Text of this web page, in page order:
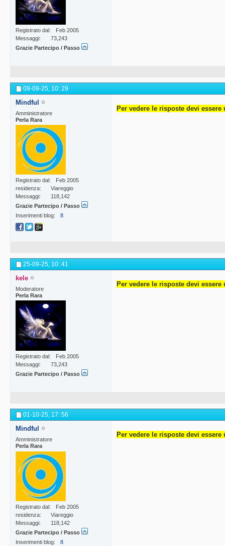
Registrato dal
Feb 2005
Messaggi
73,243
Grazie Partecipo / Passo
09-09-25, 10: 29
Mindful
Amministratore
Perla Rara
Registrato dal
Feb 2005
residenza
Viareggio
Messaggi
118,142
Grazie Partecipo / Passo
Inserimenti blog
8
Per vedere le risposte devi essere
25-09-25, 10: 41
kele
Moderatore
Perla Rara
Registrato dal
Feb 2005
Messaggi
73,243
Grazie Partecipo / Passo
Per vedere le risposte devi
01-10-25, 17: 56
Mindful
Amministratore
Perla Rara
Registrato dal
Feb 2005
residenza
Viareggio
Messaggi
118,142
Grazie Partecipo / Passo
Inserimenti blog
8
Per vedere le risposte devi